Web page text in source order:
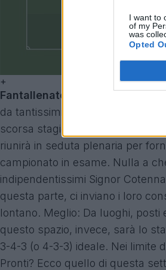
I want to
of my
was
Opted
+
Fantallenatori, siamo tornati!
da tantissimi utenti, pronti a
scorsa stagione, prima di ogni
riunirà in seduta plenaria per
campionato in esame. Nulla a
indipendentissimi Signor
questa parte, ci inviano i loro
lontano. Meglio: Da luoghi, posti
questo spazio, invece, sarà lo
3-4-3 (o 4-3-3) ideale. Nei limite
Pronti? Ecco quello di questa